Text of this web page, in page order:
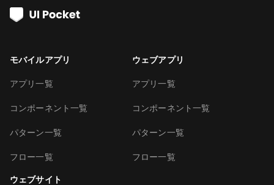
モバイルアプリ
アプリ一覧
コンポーネント一覧
パターン一覧
フロー一覧
ウェブアプリ
アプリ一覧
コンポーネント一覧
パターン一覧
フロー一覧
ウェブサイト